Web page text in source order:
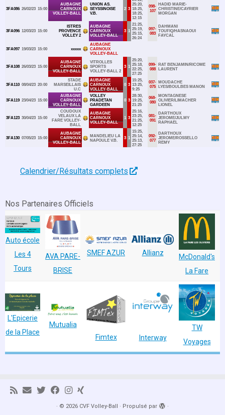
Calendrier/Résultats complets
Nos Partenaires Officiels
Auto école
Les 4
Tours
AVA PARE-
BRISE
SMEF AZUR Allianz
McDonald's
La Fare
L'Epicerie
de la Place
Mutualia
Fimtex
Interway
TW
Voyages
· © 2026 CVF Volley-Ball · Propulsé par
·